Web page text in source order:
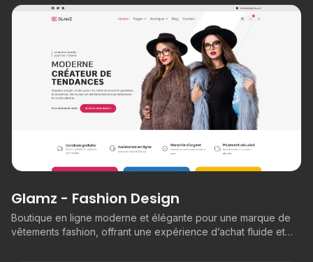
Glamz - Fashion Design
Boutique en ligne moderne et élégante pour une marque de
vêtements fashion, offrant une expérience d’achat fluide et